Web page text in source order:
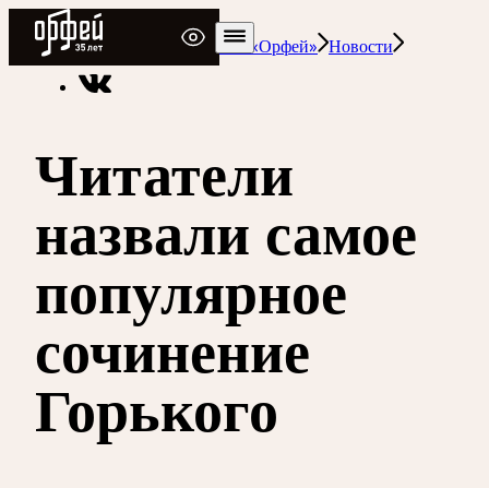
Радио Орфей
Радио классической музыки «Орфей» Новости
Читатели
назвали самое
популярное
сочинение
Горького